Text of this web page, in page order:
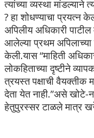
त्यांच्या व्यस्था मांडल्याने
? हा शोधण्याचा प्रयत्न
अपिलीय अधिकारी पाटील
आलेल्या प्रथम अपिलाच्या
केली.यास “माहिती
लोकहिताच्या दृष्टीने
त्रयस्त पक्षाची वैयक्तीक
देता येत नाही.”असे खोटे-
हेतुपुरस्सर टाळले मात्र